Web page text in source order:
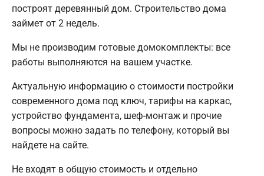
построят деревянный дом. Строительство дома
займет от 2 недель.
Мы не производим готовые домокомплекты: все
работы выполняются на вашем участке.
Актуальную информацию о стоимости постройки
современного дома под ключ, тарифы на каркас,
устройство фундамента, шеф-монтаж и прочие
вопросы можно задать по телефону, который вы
найдете на сайте.
Не входят в общую стоимость и отдельно